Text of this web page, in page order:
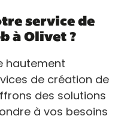
service de
à Olivet ?
hautement
de création de
des solutions
à vos besoins